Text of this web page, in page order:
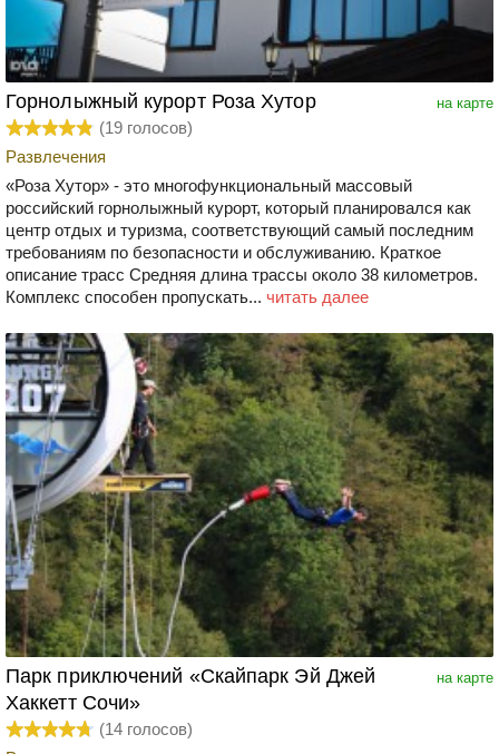
на карте
Горнолыжный курорт Роза Хутор
(19 голосов)
Развлечения
«Роза Хутор» - это многофункциональный массовый
российский горнолыжный курорт, который планировался как
центр отдых и туризма, соответствующий самый последним
требованиям по безопасности и обслуживанию. Краткое
описание трасс Средняя длина трассы около 38 километров.
Комплекс способен пропускать... читать далее
на карте
Парк приключений «Скайпарк Эй Джей
Хаккетт Сочи»
(14 голосов)